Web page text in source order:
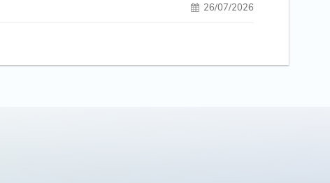
26/07/2026